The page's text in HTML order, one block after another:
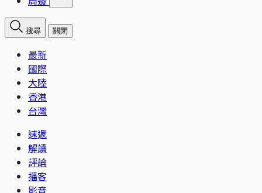
搜尋 關閉
最新
國際
大陸
香港
台灣
速遞
解讀
評論
播客
影音